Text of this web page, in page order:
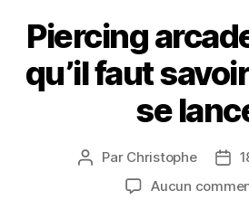
Piercing
qu’il faut
se
Auteur
l’article
Par Christophe
Aucun